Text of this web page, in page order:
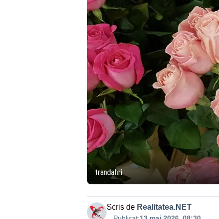
trandafiri
Scris de Realitatea.NET